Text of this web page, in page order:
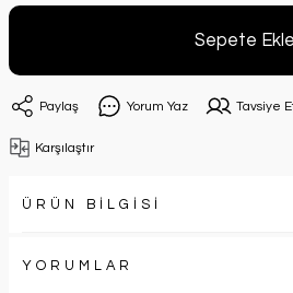
Sepete Ekle
Paylaş Yorum Yaz Tavsiye
Karşılaştır
ÜRÜN BİLGİSİ
YORUMLAR